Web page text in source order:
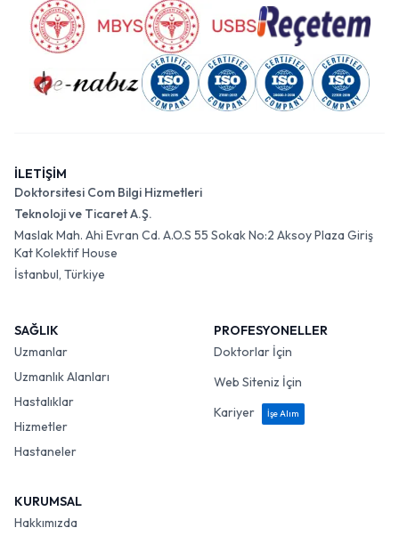
İLETİŞİM
Doktorsitesi Com Bilgi Hizmetleri
Teknoloji ve Ticaret A.Ş.
Maslak Mah. Ahi Evran Cd. A.O.S 55 Sokak No:2 Aksoy Plaza Giriş
Kat Kolektif House
İstanbul, Türkiye
SAĞLIK
Uzmanlar
Uzmanlık Alanları
Hastalıklar
Hizmetler
Hastaneler
PROFESYONELLER
Doktorlar İçin
Web Siteniz İçin
Kariyer
İşe Alım
KURUMSAL
Hakkımızda